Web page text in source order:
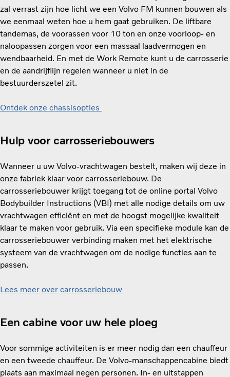
zal verrast zijn hoe licht we een Volvo FM kunnen bouwen als
we eenmaal weten hoe u hem gaat gebruiken. De liftbare
tandemas, de voorassen voor 10 ton en onze voorloop- en
naloopassen zorgen voor een massaal laadvermogen en
wendbaarheid. En met de Work Remote kunt u de carrosserie
en de aandrijflijn regelen wanneer u niet in de
bestuurderszetel zit.
Ontdek onze chassisopties
Hulp voor carrosseriebouwers
Wanneer u uw Volvo-vrachtwagen bestelt, maken wij deze in
onze fabriek klaar voor carrosseriebouw. De
carrosseriebouwer krijgt toegang tot de online portal Volvo
Bodybuilder Instructions (VBI) met alle nodige details om uw
vrachtwagen efficiënt en met de hoogst mogelijke kwaliteit
klaar te maken voor gebruik. Via een specifieke module kan de
carrosseriebouwer verbinding maken met het elektrische
systeem van de vrachtwagen om de nodige functies aan te
passen.
Lees meer over carrosseriebouw
Een cabine voor uw hele ploeg
Voor sommige activiteiten is er meer nodig dan een chauffeur
en een tweede chauffeur. De Volvo-manschappencabine biedt
plaats aan maximaal negen personen. In- en uitstappen